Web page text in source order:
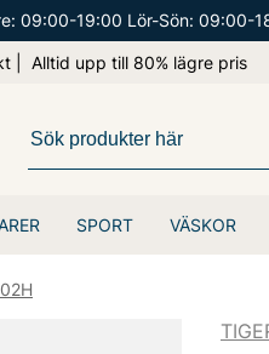
09:00-19:00 Lör-Sön: 09:00-
| Alltid upp till 80% lägre pris
SPORT VÄSKOR